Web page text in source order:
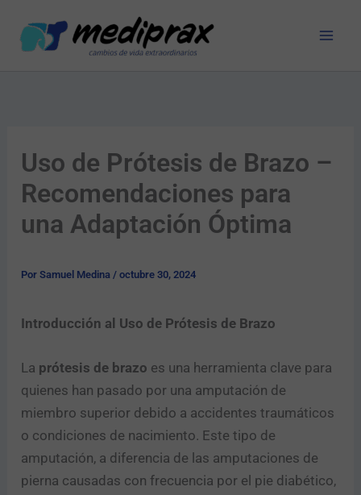
contenido
Uso de Prótesis de Brazo –
Recomendaciones para
una Adaptación Óptima
PorSamuel Medina /octubre 30, 2024
Introducción al Uso de Prótesis de Brazo
La prótesis de brazo es una herramienta clave para
quienes han pasado por una amputación de
miembro superior debido a accidentes traumáticos
o condiciones de nacimiento. Este tipo de
amputación, a diferencia de las amputaciones de
pierna causadas con frecuencia por el pie diabético,